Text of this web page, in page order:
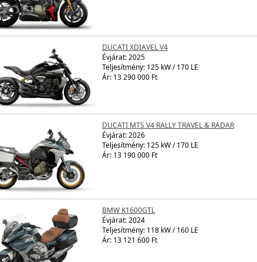
DUCATI XDIAVEL V4
Évjárat:2025
Teljesítmény: 125 kW / 170 LE
Ár: 13 290 000 Ft
DUCATI MTS V4 RALLY TRAVEL & RADAR
Évjárat:2026
Teljesítmény: 125 kW / 170 LE
Ár: 13 190 000 Ft
BMW K1600GTL
Évjárat:2024
Teljesítmény: 118 kW / 160 LE
Ár: 13 121 600 Ft